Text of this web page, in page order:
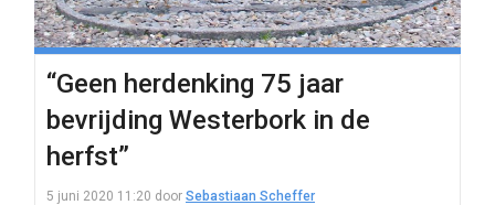
“Geen herdenking 75 jaar
bevrijding Westerbork in de
herfst”
5 juni 2020 11:20 door Sebastiaan Scheffer